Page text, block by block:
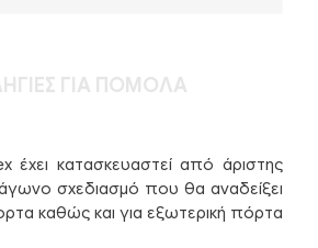
ΓΙΑ ΠΌΜΟΛΑ
κατασκευαστεί από άριστης
σχεδιασμό που θα αναδείξει
καθώς και για εξωτερική πόρτα